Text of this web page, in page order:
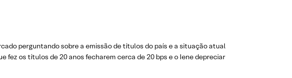
perguntando sobre a emissão de títulos do país e a situação atual
fez os títulos de 20 anos fecharem cerca de 20 bps e o Iene depreciar